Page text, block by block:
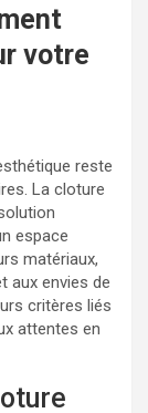
votre
reste
La cloture
espace
matériaux,
aux envies de
critères liés
attentes en